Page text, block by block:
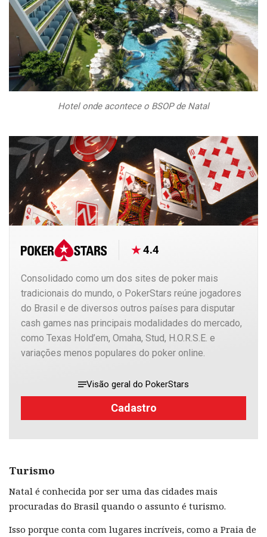
Hotel onde acontece o BSOP de Natal
4.4
Consolidado como um dos sites de poker mais
tradicionais do mundo, o PokerStars reúne jogadores
do Brasil e de diversos outros países para disputar
cash games nas principais modalidades do mercado,
como Texas Hold’em, Omaha, Stud, H.O.R.S.E. e
variações menos populares do poker online.
Visão geral do PokerStars
Cadastro
Turismo
Natal é conhecida por ser uma das cidades mais
procuradas do Brasil quando o assunto é turismo.
Isso porque conta com lugares incríveis, como a Praia de